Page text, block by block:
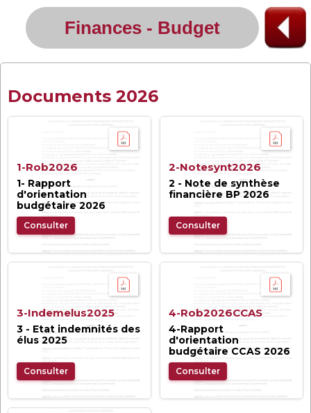
Finances - Budget
Documents 2026
1-Rob2026
1- Rapport
d'orientation
budgétaire 2026
Consulter
2-Notesynt2026
2 - Note de synthèse
financière BP 2026
Consulter
3-Indemelus2025
3 - Etat indemnités des
élus 2025
Consulter
4-Rob2026CCAS
4-Rapport
d'orientation
budgétaire CCAS 2026
Consulter